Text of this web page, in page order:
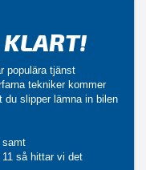
populära tjänst
tekniker kommer
du slipper lämna in bilen
samt
så hittar vi det